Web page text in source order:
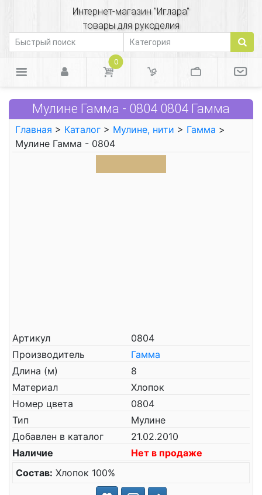
Интернет-магазин "Иглара"
товары для рукоделия
0
Мулине Гамма - 0804 0804 Гамма
Главная > Каталог > Мулине, нити > Гамма >
Мулине Гамма - 0804
Артикул
0804
Производитель
Гамма
Длина (м)
8
Материал
Хлопок
Номер цвета
0804
Тип
Мулине
Добавлен в каталог
21.02.2010
Наличие
Нет в продаже
Состав: Хлопок 100%